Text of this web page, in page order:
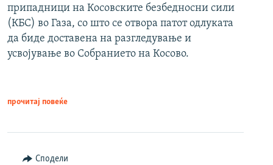
припадници на Косовските безбедносни сили
(КБС) во Газа, со што се отвора патот одлуката
да биде доставена на разгледување и
усвојување во Собранието на Косово.
прочитај повеќе
Сподели